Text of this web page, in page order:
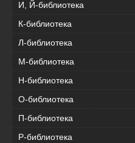
И, Й-библиотека
К-библиотека
Л-библиотека
М-библиотека
Н-библиотека
О-библиотека
П-библиотека
Р-библиотека